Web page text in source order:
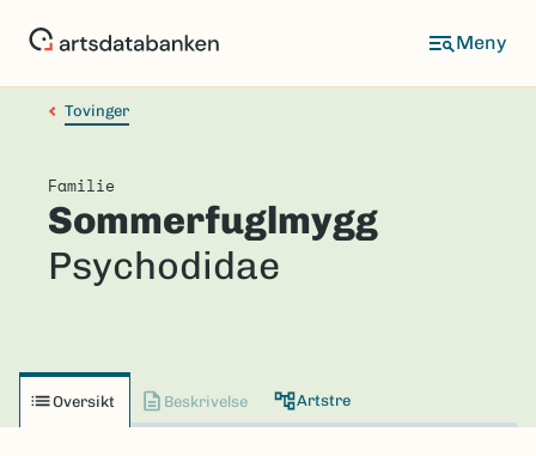
Tovinger
Familie
Sommerfuglmygg
Psychodidae
Oversikt Beskrivelse Artstre